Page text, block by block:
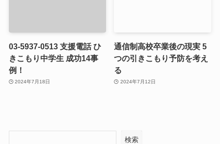
03-5937-0513 支援電話 ひ
きこもり中学生 成功14事
例！
2024年7月18日
通信制高校卒業後の現実 5
つの引きこもり予防を考え
る
2024年7月12日
検索